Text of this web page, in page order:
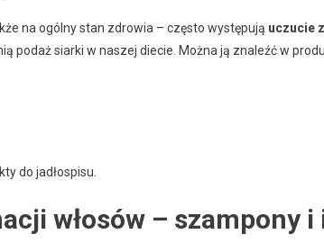
na ogólny stan zdrowia – często występują uczucie
podaż siarki w naszej diecie. Można ją znaleźć w
do jadłospisu.
włosów – szampony